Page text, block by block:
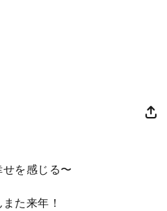
を感じる〜
た来年！